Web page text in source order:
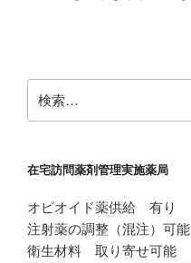
ン
索:
在宅訪問薬剤管理実施薬局
オピオイド薬供給 有り
注射薬の調整（混注）可能
衛生材料 取り寄せ可能